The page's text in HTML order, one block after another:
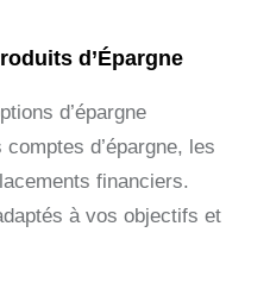
d’Épargne
d’épargne
d’épargne, les
financiers.
à vos objectifs et